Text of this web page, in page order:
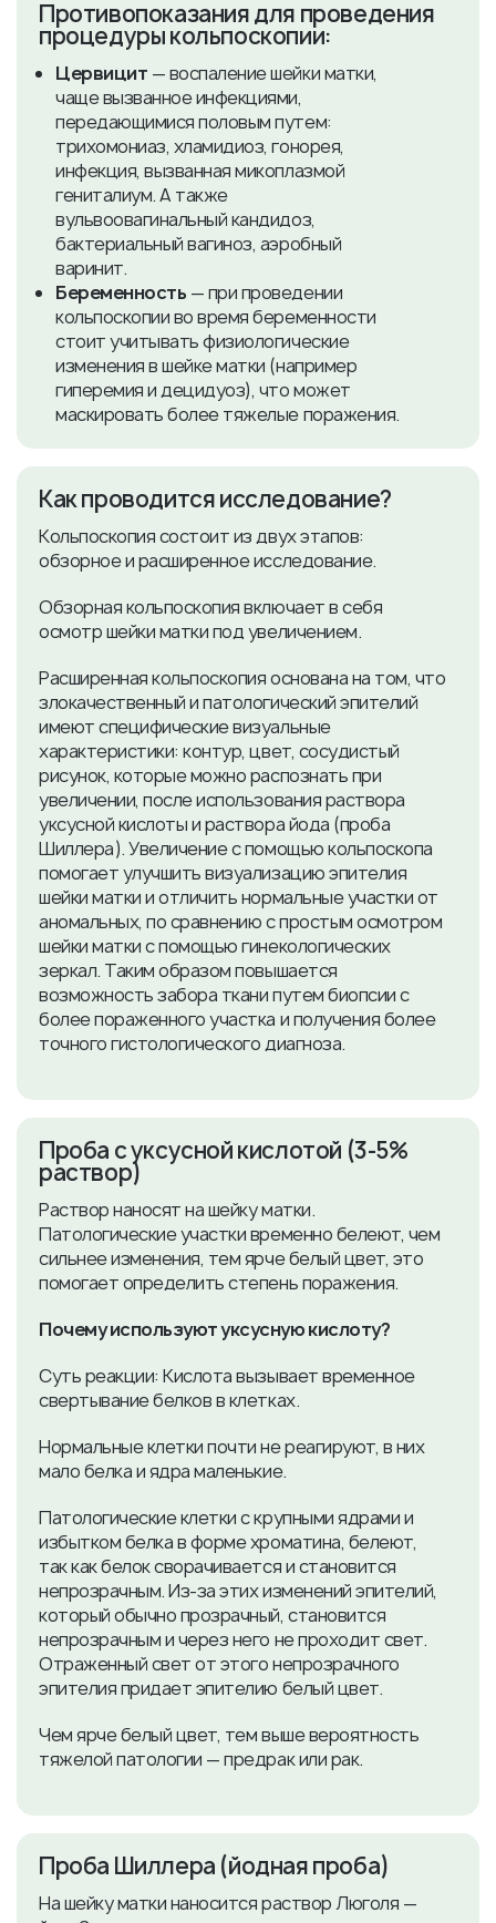
​Противопоказания для проведения
процедуры кольпоскопии:
Цервицит — воспаление шейки матки,
чаще вызванное инфекциями,
передающимися половым путем:
трихомониаз, хламидиоз, гонорея,
инфекция, вызванная микоплазмой
гениталиум. А также
вульвоовагинальный кандидоз,
бактериальный вагиноз, аэробный
варинит.
Беременность — при проведении
кольпоскопии во время беременности
стоит учитывать физиологические
изменения в шейке матки (например
гиперемия и децидуоз), что может
маскировать более тяжелые поражения.
Как проводится исследование?
Кольпоскопия состоит из двух этапов:
обзорное и расширенное исследование.
Обзорная кольпоскопия включает в себя
осмотр шейки матки под увеличением.
Расширенная кольпоскопия основана на том, что
злокачественный и патологический эпителий
имеют специфические визуальные
характеристики: контур, цвет, сосудистый
рисунок, которые можно распознать при
увеличении, после использования раствора
уксусной кислоты и раствора йода (проба
Шиллера). Увеличение с помощью кольпоскопа
помогает улучшить визуализацию эпителия
шейки матки и отличить нормальные участки от
аномальных, по сравнению с простым осмотром
шейки матки с помощью гинекологических
зеркал. Таким образом повышается
возможность забора ткани путем биопсии с
более пораженного участка и получения более
точного гистологического диагноза.
Проба с уксусной кислотой (3-5%
раствор)
Раствор наносят на шейку матки.
Патологические участки временно белеют, чем
сильнее изменения, тем ярче белый цвет, это
помогает определить степень поражения.
Почему используют уксусную кислоту?
Суть реакции: Кислота вызывает временное
свертывание белков в клетках.
Нормальные клетки почти не реагируют, в них
мало белка и ядра маленькие.
Патологические клетки с крупными ядрами и
избытком белка в форме хроматина, белеют,
так как белок сворачивается и становится
непрозрачным. Из-за этих изменений эпителий,
который обычно прозрачный, становится
непрозрачным и через него не проходит свет.
Отраженный свет от этого непрозрачного
эпителия придает эпителию белый цвет.
Чем ярче белый цвет, тем выше вероятность
тяжелой патологии — предрак или рак.
​Проба Шиллера (йодная проба)
На шейку матки наносится раствор Люголя —